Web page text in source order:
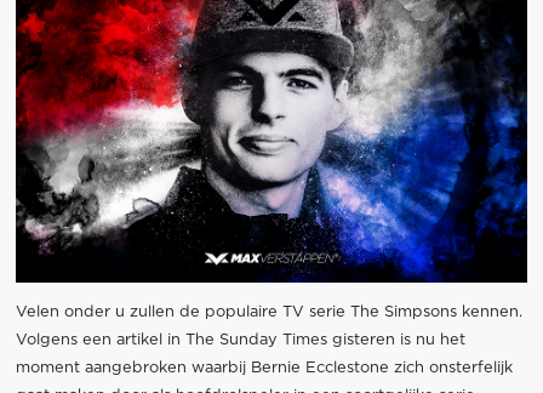
Velen onder u zullen de populaire TV serie The Simpsons kennen.
Volgens een artikel in The Sunday Times gisteren is nu het
moment aangebroken waarbij Bernie Ecclestone zich onsterfelijk